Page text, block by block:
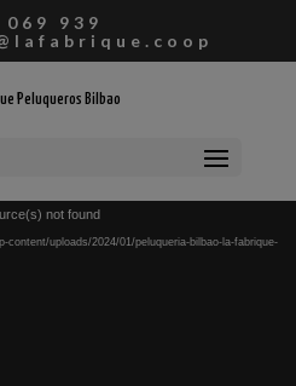
069 939
not found
uploads/2024/01/peluqueria-bilbao-la-fabrique-